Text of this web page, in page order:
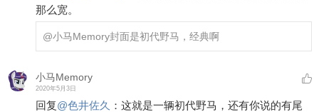
那么宽。
@小马Memory封面是初代野马，经典啊
小马Memory
2020年5月3日
回复@色井佐久 ： 这就是一辆初代野马，还有你说的有尾